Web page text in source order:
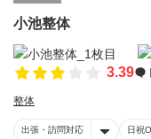
小池整体
3.39
整体
出張・訪問対応 日祝